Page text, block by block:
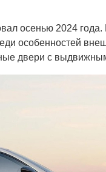
осенью 2024
особенностей
двери с